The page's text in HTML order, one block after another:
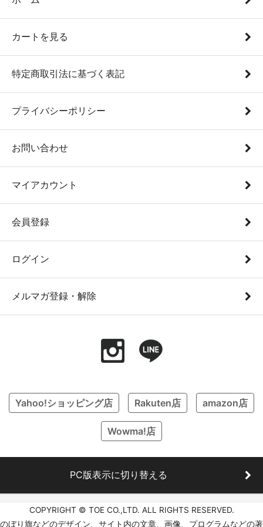
カートを見る
特定商取引法に基づく表記
プライバシーポリシー
お問い合わせ
マイアカウント
会員登録
ログイン
メルマガ登録・解除
Yahoo!ショッピング店 Rakuten店 amazon店
Wowma!店
PC版表示に切り替える
COPYRIGHT © TOE CO.,LTD. ALL RIGHTS RESERVED.
のぼり旗などのデザイン、サイト内の文章、画像、プログラムなどの著